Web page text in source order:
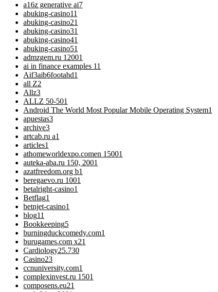
a16z generative ai7
abuking-casino11
abuking-casino21
abuking-casino31
abuking-casino41
abuking-casino51
admzgem.ru 12001
ai in finance examples 11
Aif3aib6footahd1
all Z2
Allz3
ALLZ 50-501
Android The World Most Popular Mobile Operating System1
apuestas3
archive3
artcab.ru a1
articles1
athomeworldexpo.comen 15001
auteka-aba.ru 150, 2001
azatfreedom.org b1
beregaevo.ru 1001
betalright-casino1
Betflag1
betnjet-casino1
blog11
Bookkeeping5
burningduckcomedy.com1
burugames.com x21
Cardiology25.730
Casino23
ccnuniversity.com1
complexinvest.ru 1501
composens.eu21